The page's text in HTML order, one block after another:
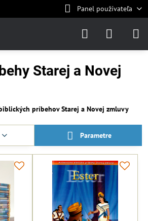
Panel používateľa
Starej a Novej
príbehov Starej a Novej zmluvy
Parametre